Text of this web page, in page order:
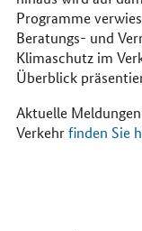
Programme
Beratungs- und
Klimaschutz im
Überblick
Aktuelle
Verkehrfinden Sie